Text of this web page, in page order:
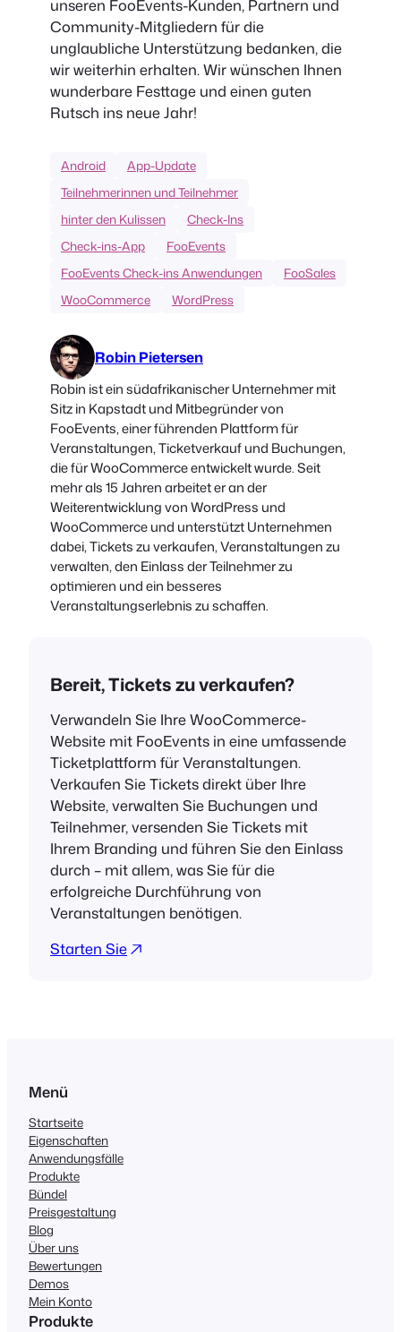
unseren FooEvents-Kunden, Partnern und
Community-Mitgliedern für die
unglaubliche Unterstützung bedanken, die
wir weiterhin erhalten. Wir wünschen Ihnen
wunderbare Festtage und einen guten
Rutsch ins neue Jahr!
Android
App-Update
Teilnehmerinnen und Teilnehmer
hinter den Kulissen
Check-Ins
Check-ins-App
FooEvents
FooEvents Check-ins Anwendungen
FooSales
WooCommerce
WordPress
Robin Pietersen
Robin ist ein südafrikanischer Unternehmer mit
Sitz in Kapstadt und Mitbegründer von
FooEvents, einer führenden Plattform für
Veranstaltungen, Ticketverkauf und Buchungen,
die für WooCommerce entwickelt wurde. Seit
mehr als 15 Jahren arbeitet er an der
Weiterentwicklung von WordPress und
WooCommerce und unterstützt Unternehmen
dabei, Tickets zu verkaufen, Veranstaltungen zu
verwalten, den Einlass der Teilnehmer zu
optimieren und ein besseres
Veranstaltungserlebnis zu schaffen.
Bereit, Tickets zu verkaufen?
Verwandeln Sie Ihre WooCommerce-
Website mit FooEvents in eine umfassende
Ticketplattform für Veranstaltungen.
Verkaufen Sie Tickets direkt über Ihre
Website, verwalten Sie Buchungen und
Teilnehmer, versenden Sie Tickets mit
Ihrem Branding und führen Sie den Einlass
durch – mit allem, was Sie für die
erfolgreiche Durchführung von
Veranstaltungen benötigen.
Starten Sie
Menü
Startseite
Eigenschaften
Anwendungsfälle
Produkte
Bündel
Preisgestaltung
Blog
Über uns
Bewertungen
Demos
Mein Konto
Produkte